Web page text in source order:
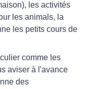
les activités
les animals, la
les petits cours de
comme les
aviser à l'avance
des